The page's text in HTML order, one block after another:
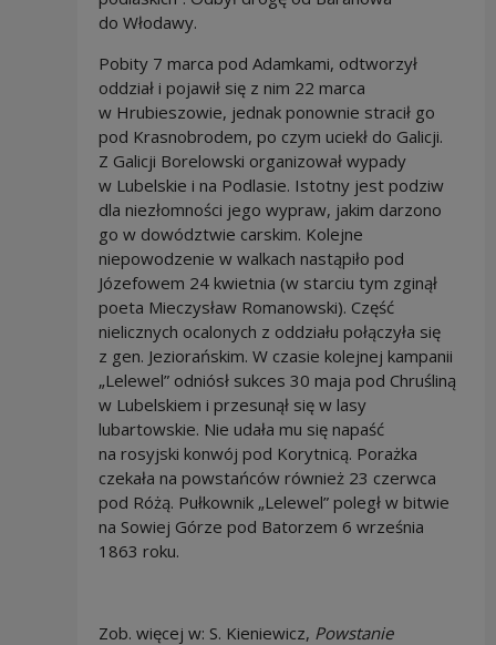
do Włodawy.
Pobity 7 marca pod Adamkami, odtworzył
oddział i pojawił się z nim 22 marca
w Hrubieszowie, jednak ponownie stracił go
pod Krasnobrodem, po czym uciekł do Galicji.
Z Galicji Borelowski organizował wypady
w Lubelskie i na Podlasie. Istotny jest podziw
dla niezłomności jego wypraw, jakim darzono
go w dowództwie carskim. Kolejne
niepowodzenie w walkach nastąpiło pod
Józefowem 24 kwietnia (w starciu tym zginął
poeta Mieczysław Romanowski). Część
nielicznych ocalonych z oddziału połączyła się
z gen. Jeziorańskim. W czasie kolejnej kampanii
„Lelewel” odniósł sukces 30 maja pod Chruśliną
w Lubelskiem i przesunął się w lasy
lubartowskie. Nie udała mu się napaść
na rosyjski konwój pod Korytnicą. Porażka
czekała na powstańców również 23 czerwca
pod Różą. Pułkownik „Lelewel” poległ w bitwie
na Sowiej Górze pod Batorzem 6 września
1863 roku.
Zob. więcej w: S. Kieniewicz, Powstanie